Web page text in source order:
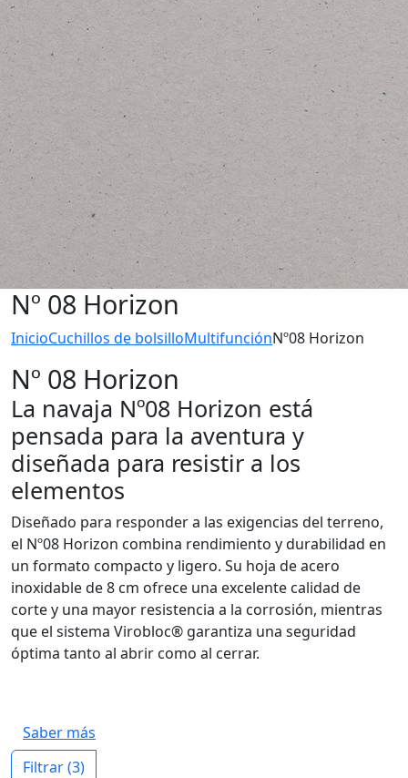
Nº 08 Horizon
InicioCuchillos de bolsilloMultifunciónNº08 Horizon
Nº 08 Horizon
La navaja Nº08 Horizon está
pensada para la aventura y
diseñada para resistir a los
elementos
Diseñado para responder a las exigencias del terreno,
el Nº08 Horizon combina rendimiento y durabilidad en
un formato compacto y ligero. Su hoja de acero
inoxidable de 8 cm ofrece una excelente calidad de
corte y una mayor resistencia a la corrosión, mientras
que el sistema Virobloc® garantiza una seguridad
óptima tanto al abrir como al cerrar.
Saber más
Filtrar(3)